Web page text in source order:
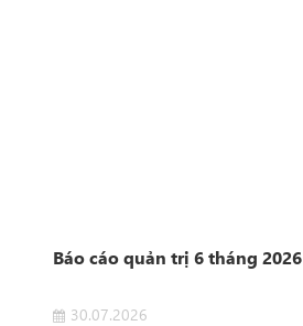
Báo cáo quản trị 6 tháng 2026
30.07.2026